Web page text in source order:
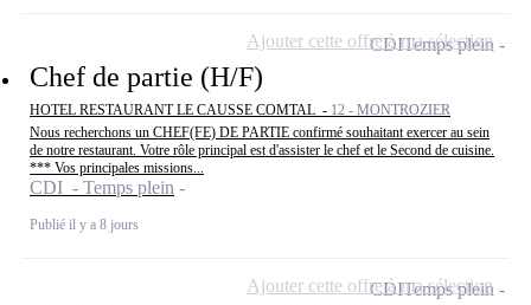
Chef de partie (H/F)
HOTEL RESTAURANT LE CAUSSE COMTAL - 12 - MONTROZIER
Nous recherchons un CHEF(FE) DE PARTIE confirmé souhaitant exercer au sein
de notre restaurant. Votre rôle principal est d'assister le chef et le Second de cuisine.
*** Vos principales missions...
CDI - Temps plein
Publié il y a 8 jours
CDITemps plein
Ajouter cette offre à ma sélection
CDITemps plein
Ajouter cette offre à ma sélection